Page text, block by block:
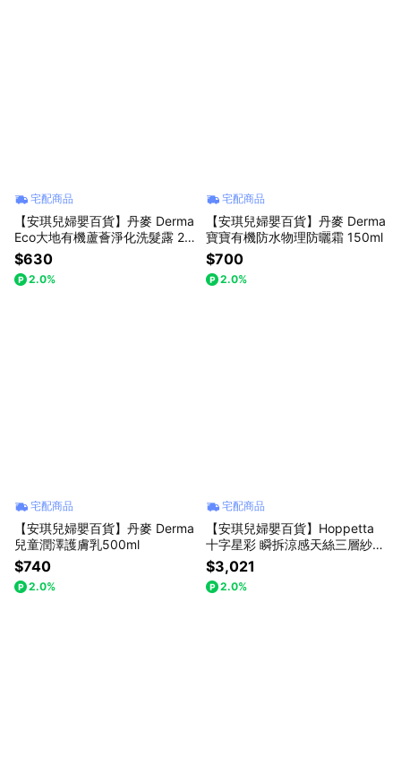
宅配商品
【安琪兒婦嬰百貨】丹麥 Derma
Eco大地有機蘆薈淨化洗髮露 25
0ml
$630
2.0%
宅配商品
【安琪兒婦嬰百貨】丹麥 Derma
寶寶有機防水物理防曬霜 150ml
$700
2.0%
宅配商品
【安琪兒婦嬰百貨】丹麥 Derma
兒童潤澤護膚乳500ml
$740
2.0%
宅配商品
【安琪兒婦嬰百貨】Hoppetta
十字星彩 瞬拆涼感天絲三層紗防
踢背心(可拆替換透氣排汗網眼
布-0-3歲-粉紅
$3,021
2.0%